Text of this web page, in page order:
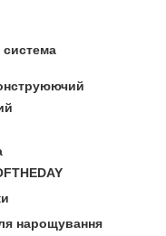
система
нарощування